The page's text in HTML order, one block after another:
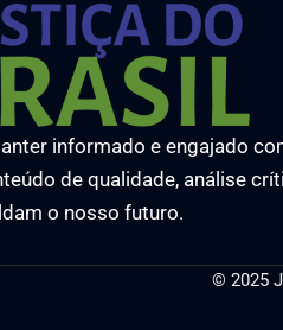
informado e engajado
de qualidade, análise
o nosso futuro.
© 2025